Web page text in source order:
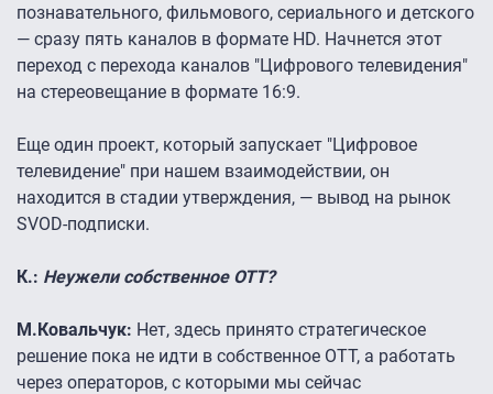
познавательного, фильмового, сериального и детского
— сразу пять каналов в формате HD. Начнется этот
переход с перехода каналов "Цифрового телевидения"
на стереовещание в формате 16:9.
Еще один проект, который запускает "Цифровое
телевидение" при нашем взаимодействии, он
находится в стадии утверждения, — вывод на рынок
SVOD-подписки.
К.: Неужели собственное ОТТ?
М.Ковальчук: Нет, здесь принято стратегическое
решение пока не идти в собственное ОТТ, а работать
через операторов, с которыми мы сейчас